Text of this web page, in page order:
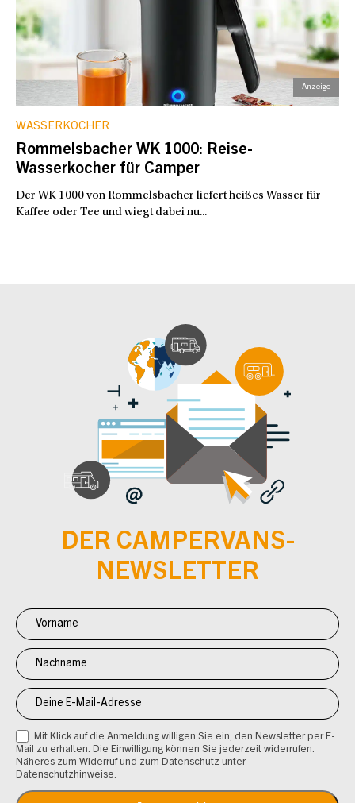
WASSERKOCHER
Rommelsbacher WK 1000: Reise-
Wasserkocher für Camper
Der WK 1000 von Rommelsbacher liefert heißes Wasser für
Kaffee oder Tee und wiegt dabei nu...
DER CAMPERVANS-
NEWSLETTER
Newsletter
Anmeldung
CV
Mit Klick auf die Anmeldung willigen Sie ein, den Newsletter per E-
Mail zu erhalten. Die Einwilligung können Sie jederzeit widerrufen.
Näheres zum Widerruf und zum Datenschutz unter
Datenschutzhinweise.